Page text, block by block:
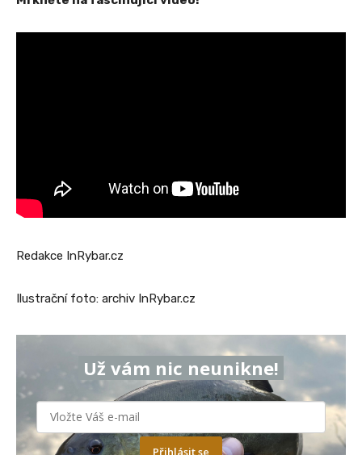
Redakce InRybar.cz
Ilustrační foto: archiv InRybar.cz
Už vám nic neunikne!